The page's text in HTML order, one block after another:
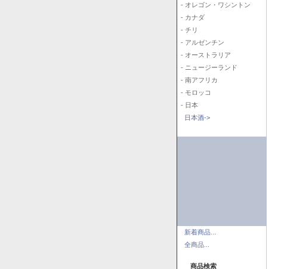
- オレゴン・ワシントン
- カナダ
- チリ
- アルゼンチン
- オーストラリア
- ニュージーランド
- 南アフリカ
- モロッコ
- 日本
日本酒->
新着商品...
全商品...
商品検索